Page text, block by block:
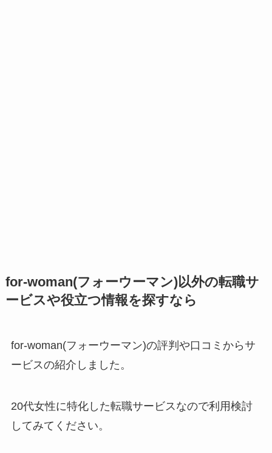
for-woman(フォーウーマン)以外の転職サ
ービスや役立つ情報を探すなら
for-woman(フォーウーマン)の評判や口コミからサ
ービスの紹介しました。
20代女性に特化した転職サービスなので利用検討
してみてください。